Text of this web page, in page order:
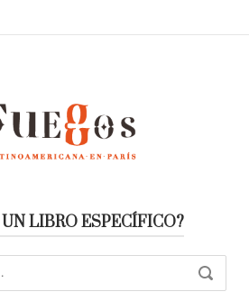
LIBRO ESPECÍFICO?